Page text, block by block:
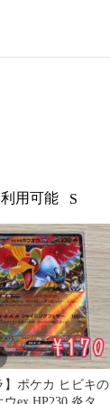
用可能 S
】ポケカ ヒビキの